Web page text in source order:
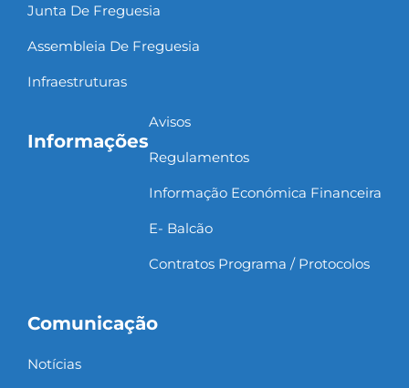
Junta De Freguesia
Assembleia De Freguesia
Infraestruturas
Informações
Avisos
Regulamentos
Informação Económica Financeira
E- Balcão
Contratos Programa / Protocolos
Comunicação
Notícias